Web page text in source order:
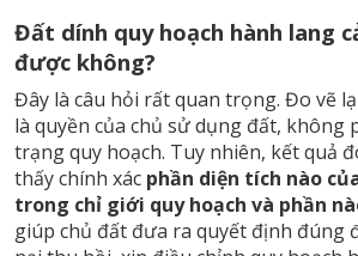
Đất dính quy hoạch hành lang
được không?
Đây là câu hỏi rất quan trọng. Đo vẽ
là quyền của chủ sử dụng đất, không
trạng quy hoạch. Tuy nhiên, kết quả
thấy chính xác phần diện tích nào
trong chỉ giới quy hoạch và phần
giúp chủ đất đưa ra quyết định đúng